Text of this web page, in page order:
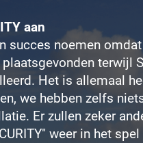
aan
succes noemen
terwijl
Het is allemaal
we hebben zelfs
Er zullen zeker
weer in het